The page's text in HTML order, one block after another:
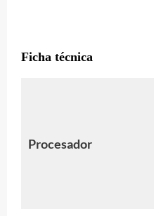
Ficha técnica
Procesador